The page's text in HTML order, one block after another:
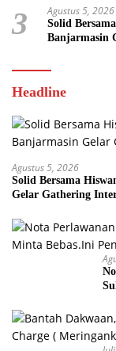
3 Agustus 5, 2026
Solid
Banjarmasin
Headline
Agustus 5, 2026
Solid Bersama
Gelar Gathering